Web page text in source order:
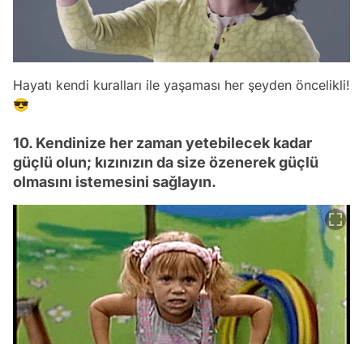
Hayatı kendi kuralları ile yaşaması her şeyden öncelikli!
😎
10. Kendinize her zaman yetebilecek kadar
güçlü olun; kızınızın da size özenerek güçlü
olmasını istemesini sağlayın.